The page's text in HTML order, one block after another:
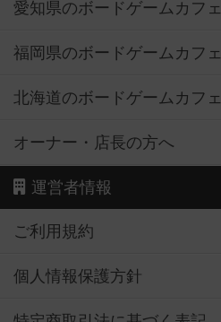
愛知県のボードゲームカフェ
福岡県のボードゲームカフェ
北海道のボードゲームカフェ
オーナー・店長の方へ
運営者情報
ご利用規約
個人情報保護方針